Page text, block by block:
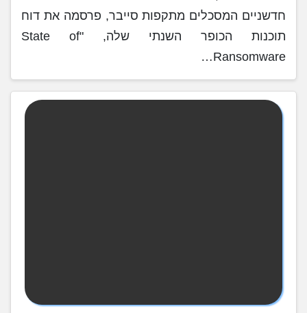
חדשניים המסכלים מתקפות סייבר, פרסמה את דוח
תוכנות הכופר השנתי שלה, "State of
Ransomware…